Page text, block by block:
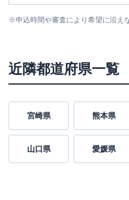
※申込時間や審査により希望に沿え
近隣都道府県一覧
宮崎県 熊本県
山口県 愛媛県